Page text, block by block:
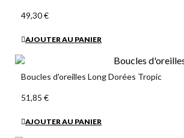
49,30 €
AJOUTER AU PANIER
Boucles d'oreilles Long Dorées Tropic
51,85 €
AJOUTER AU PANIER